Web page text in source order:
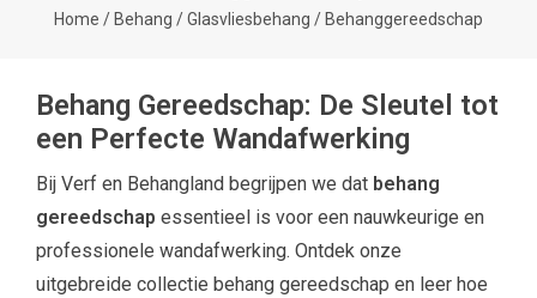
Home / Behang /Glasvliesbehang / Behanggereedschap
Behang Gereedschap: De Sleutel tot
een Perfecte Wandafwerking
Bij Verf en Behangland begrijpen we dat behang
gereedschap essentieel is voor een nauwkeurige en
professionele wandafwerking. Ontdek onze
uitgebreide collectie behang gereedschap en leer hoe